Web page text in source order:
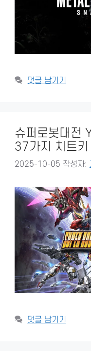
댓글 남기기
슈퍼로봇대전
37가지 치트
2025-10-05 작성자:
댓글 남기기